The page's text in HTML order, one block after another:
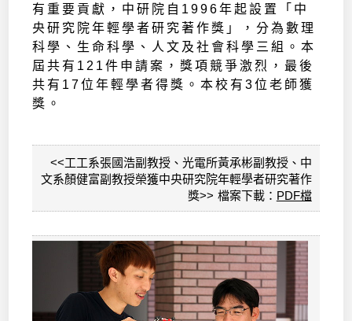
有重要貢獻，中研院自1996年起設置「中
央研究院年輕學者研究著作獎」，分為數理
科學、生命科學、人文及社會科學三組。本
屆共有121件申請案，獎項競爭激烈，最後
共有17位年輕學者得獎。本校有3位老師獲
獎。
<<工工系張國浩副教授、光電所黃承彬副教授、中
文系顏健富副教授榮獲中央研究院年輕學者研究著作
獎>> 檔案下載： PDF檔